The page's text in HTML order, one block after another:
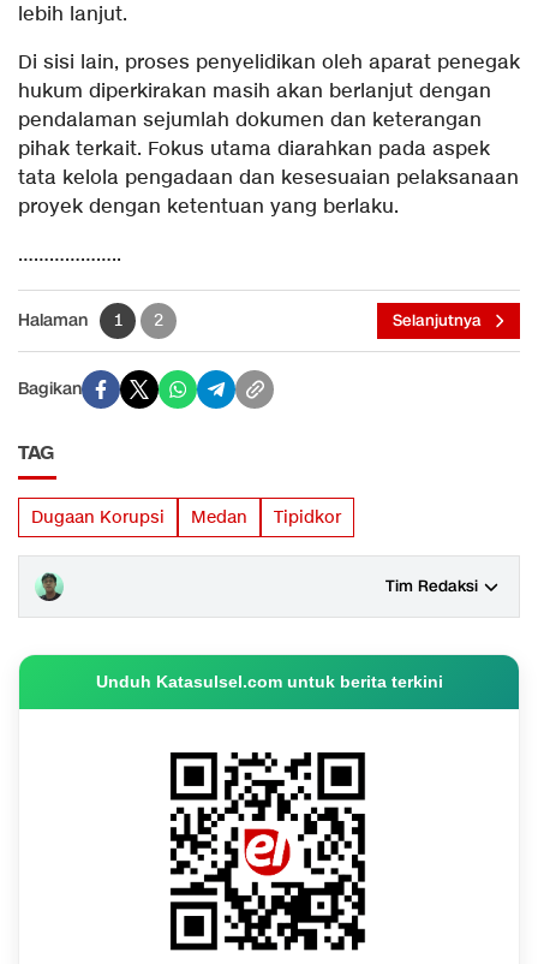
lebih lanjut.
Di sisi lain, proses penyelidikan oleh aparat penegak
hukum diperkirakan masih akan berlanjut dengan
pendalaman sejumlah dokumen dan keterangan
pihak terkait. Fokus utama diarahkan pada aspek
tata kelola pengadaan dan kesesuaian pelaksanaan
proyek dengan ketentuan yang berlaku.
………………..
Halaman 1 2 Selanjutnya
Bagikan
TAG
Dugaan Korupsi Medan Tipidkor
Tim Redaksi
Unduh Katasulsel.com untuk berita terkini